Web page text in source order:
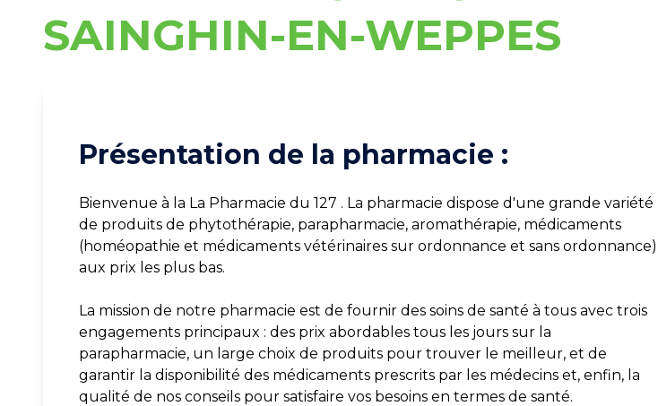
SAINGHIN-EN-WEPPES
Présentation de la pharmacie :
Bienvenue à la La Pharmacie du 127 . La pharmacie dispose d'une grande variété
de produits de phytothérapie, parapharmacie, aromathérapie, médicaments
(homéopathie et médicaments vétérinaires sur ordonnance et sans ordonnance)
aux prix les plus bas.
La mission de notre pharmacie est de fournir des soins de santé à tous avec trois
engagements principaux : des prix abordables tous les jours sur la
parapharmacie, un large choix de produits pour trouver le meilleur, et de
garantir la disponibilité des médicaments prescrits par les médecins et, enfin, la
qualité de nos conseils pour satisfaire vos besoins en termes de santé.